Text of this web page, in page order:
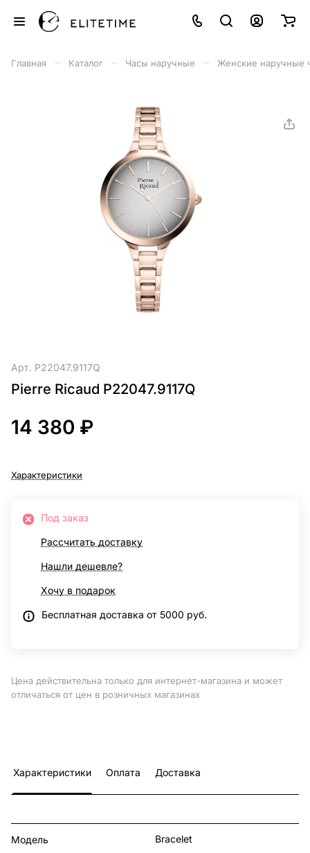
Главная Каталог Часы наручные Женские наручные
Арт. P22047.9117Q
Pierre Ricaud P22047.9117Q
14 380 ₽
Характеристики
Под заказ
Рассчитать доставку
Нашли дешевле?
Хочу в подарок
Бесплатная доставка от 5000 руб.
Цена действительна только для интернет-магазина и может
отличаться от цен в розничных магазинах
Характеристики Оплата Доставка
Модель Bracelet